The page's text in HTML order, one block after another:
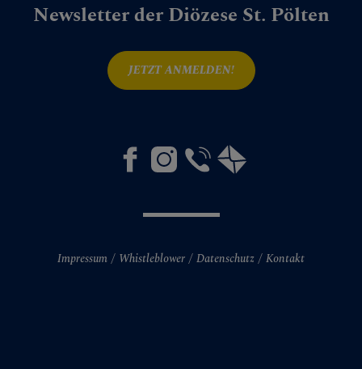
12Staemme
Fisch
Geistliche Begleitung
BEGEGNEN
Newsletter der Diözese St. Pölten
JETZT ANMELDEN!
Impressum Whistleblower Datenschutz Kontakt